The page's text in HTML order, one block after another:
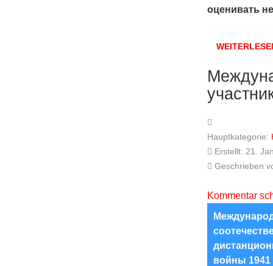
оценивать
Hauptkategorie:
Erstellt: 21.
Geschrieben
Kommentar
войны 1941